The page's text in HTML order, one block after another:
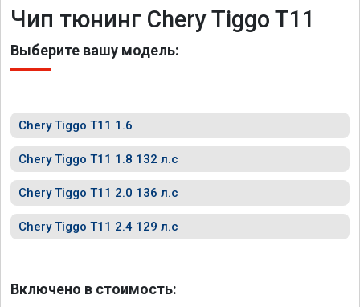
Чип тюнинг Chery Tiggo T11
Выберите вашу модель:
Chery Tiggo T11 1.6
Chery Tiggo T11 1.8 132 л.с
Chery Tiggo T11 2.0 136 л.с
Chery Tiggo T11 2.4 129 л.с
Включено в стоимость: